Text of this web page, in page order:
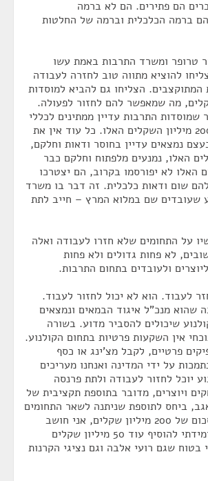
הם פתירים. הם לא ברמה
הם ברמה הכלכלית וברמה של החלטות
טרופר ומשרד התרבות באמת עשו
להוציא מתווה טוב לחזרה לעבודה
הצליחו גם להביא למוסדות
שקלים, מה שמאפשר להם לחזור לפעולה.
שמוסדות התרבות עדיין ממתינים לכללי
החלוקה של אותם 200 מיליון השקלים האלו. כל עוד אין את
נמצאים עדיין בחוסר ודאות וחלקם,
האלו, נמנעים מלפתוח וחלקם כבר
האלו לא יפורסמו בקרוב, הם יצטרכו
להם שום ודאות כלכלית. זה דבר בו משרד
שעובדים שם במלוא המרץ – חייב לתת
על התחומים שלא חזרו לעבודה ואלה
לא פחות גדולים ולא פחות
ולעובדים בתחום התרבות.
לעבוד. הוא לא יכול לחזור לעבוד.
שהוא מנכ"ל איגוד הבמאים ונמצאים
שיכולים להסביר מדוע. בשורה
אין השקעות פרטיות בתחום הקולנוע.
פרטיים, לקבל מצ'ינג או כסף
על ידי המדינה ואנחנו מעריכים
יוכל לחזור לעבודה ולתת פרנסה
ויוצרים, מדובר בתוספת תקציבית של
אגב, ביחס לתוספת שניתנה לשאר התחומים
בתחום התרבות, בסכום של 200 מיליון שקלים, אני חושב
שזה בהחלט סביר ומידתי להוסיף עוד 50 מיליון שקלים
בטוח שגם רועי אלבה וגם נציגי הקרנות